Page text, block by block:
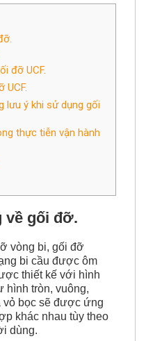
đỡ UCF.
UCF.
ý khi sử dụng gối
thực tiễn vận hành
vòng bi, gối đỡ
bi cầu được ôm
thiết kế với hình
hình tròn, vuông,
vỏ bọc sẽ được ứng
khác nhau tùy theo